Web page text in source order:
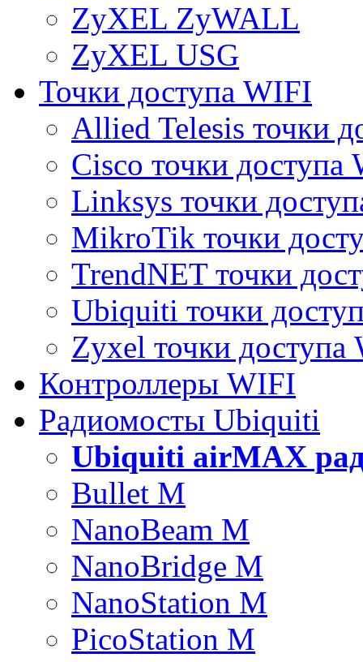
ZyXEL ZyWALL
ZyXEL USG
Точки доступа WIFI
Allied Telesis точки
Cisco точки доступа
Linksys точки
MikroTik точки
TrendNET точки
Ubiquiti точки
Zyxel точки доступа
Контроллеры WIFI
Радиомосты Ubiquiti
Ubiquiti airMAX
Bullet M
NanoBeam M
NanoBridge M
NanoStation M
PicoStation M